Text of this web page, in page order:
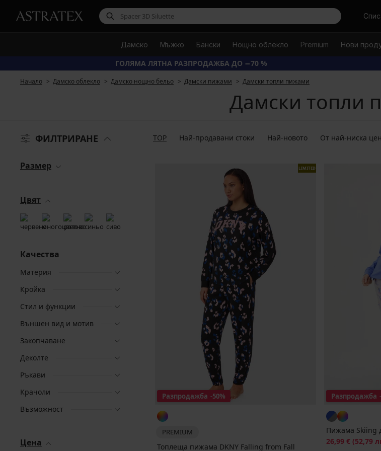
Търси
Дамско Мъжко Бански Нощно облекло Premium Нови
ГОЛЯМА ЛЯТНА РАЗПРОДАЖБА ДО −70 %
Начало Дамско облекло Дамско нощно бельо Дамски пижами Дамски топли пижами
Дамски топли
ФИЛТРИРАНЕ TOP Най-продавани стоки Най-новото От най-ниска
Размер
Цвят
Качества
Материя
Кройка
Стил и функции
Външен вид и мотив
Закопчаване
Деколте
Ръкави
Крачоли
Възможност
Цена
LIMITED
Разпродажба -50%
PREMIUM
Топлеща пижама DKNY Falling from Fall
Разпродажба
Пижама Skiing
Намаление
26,99 € (52,79